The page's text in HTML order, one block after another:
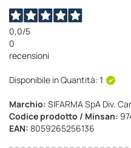
0,0/5
0
recensioni
Disponibile in Quantità: 1
Marchio: SIFARMA SpA Div.
Codice prodotto / Minsan:
EAN: 8059265256136
immagini